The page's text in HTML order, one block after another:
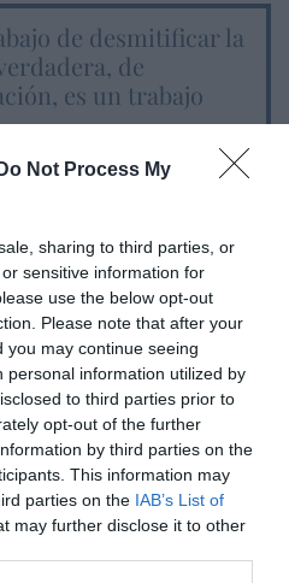
Do Not Process My
sharing to third parties, or
sensitive information for
use the below opt-out
Please note that after your
may continue seeing
personal information utilized by
to third parties prior to
opt-out of the further
by third parties on the
This information may
parties on the IAB’s List of
may further disclose it to other
de desmitificar la
de
es un trabajo
SANCHISTA
sanchista. Hazte
de La Mareta:
criminal”